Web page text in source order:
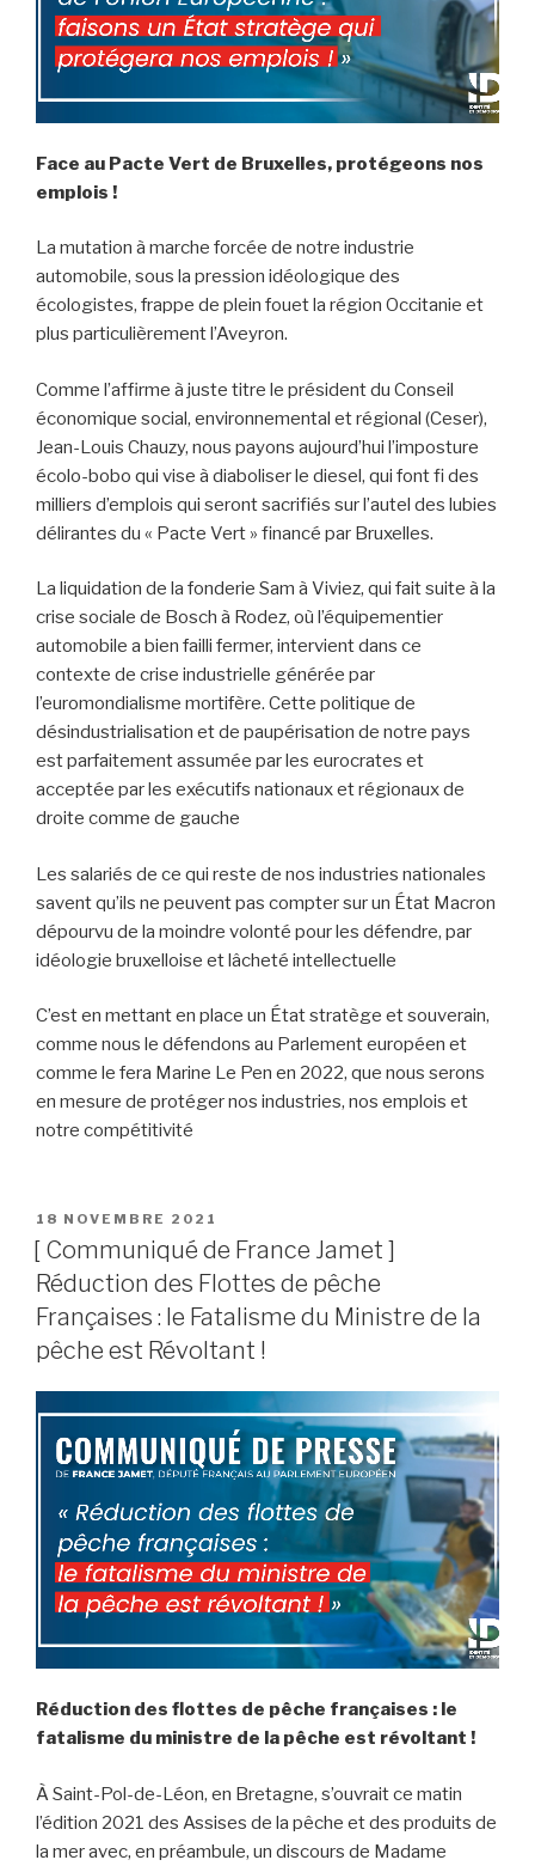
Face au Pacte Vert de Bruxelles, protégeons nos
emplois !
La mutation à marche forcée de notre industrie
automobile, sous la pression idéologique des
écologistes, frappe de plein fouet la région Occitanie et
plus particulièrement l’Aveyron.
Comme l’affirme à juste titre le président du Conseil
économique social, environnemental et régional (Ceser),
Jean-Louis Chauzy, nous payons aujourd’hui l’imposture
écolo-bobo qui vise à diaboliser le diesel, qui font fi des
milliers d’emplois qui seront sacrifiés sur l’autel des lubies
délirantes du « Pacte Vert » financé par Bruxelles.
La liquidation de la fonderie Sam à Viviez, qui fait suite à la
crise sociale de Bosch à Rodez, où l’équipementier
automobile a bien failli fermer, intervient dans ce
contexte de crise industrielle générée par
l’euromondialisme mortifère. Cette politique de
désindustrialisation et de paupérisation de notre pays
est parfaitement assumée par les eurocrates et
acceptée par les exécutifs nationaux et régionaux de
droite comme de gauche
Les salariés de ce qui reste de nos industries nationales
savent qu’ils ne peuvent pas compter sur un État Macron
dépourvu de la moindre volonté pour les défendre, par
idéologie bruxelloise et lâcheté intellectuelle
C’est en mettant en place un État stratège et souverain,
comme nous le défendons au Parlement européen et
comme le fera Marine Le Pen en 2022, que nous serons
en mesure de protéger nos industries, nos emplois et
notre compétitivité
PUBLIÉ
LE
18 NOVEMBRE 2021
[ Communiqué de France Jamet ]
Réduction des Flottes de pêche
Françaises : le Fatalisme du Ministre de la
pêche est Révoltant !
Réduction des flottes de pêche françaises : le
fatalisme du ministre de la pêche est révoltant !
À Saint-Pol-de-Léon, en Bretagne, s’ouvrait ce matin
l’édition 2021 des Assises de la pêche et des produits de
la mer avec, en préambule, un discours de Madame